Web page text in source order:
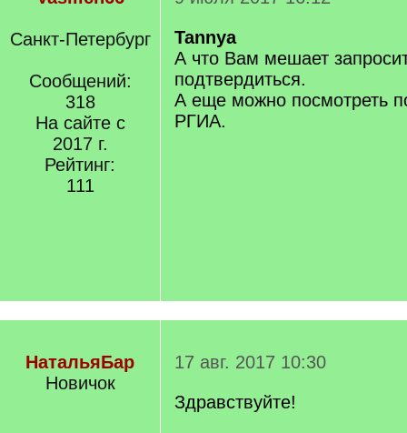
Санкт-Петербург
Сообщений:
318
На сайте с
2017 г.
Рейтинг:
111
Tannya
А что Вам мешает
подтвердиться.
А еще можно посмотреть
РГИА.
НатальяБар
Новичок
17 авг. 2017 10:30
Здравствуйте!